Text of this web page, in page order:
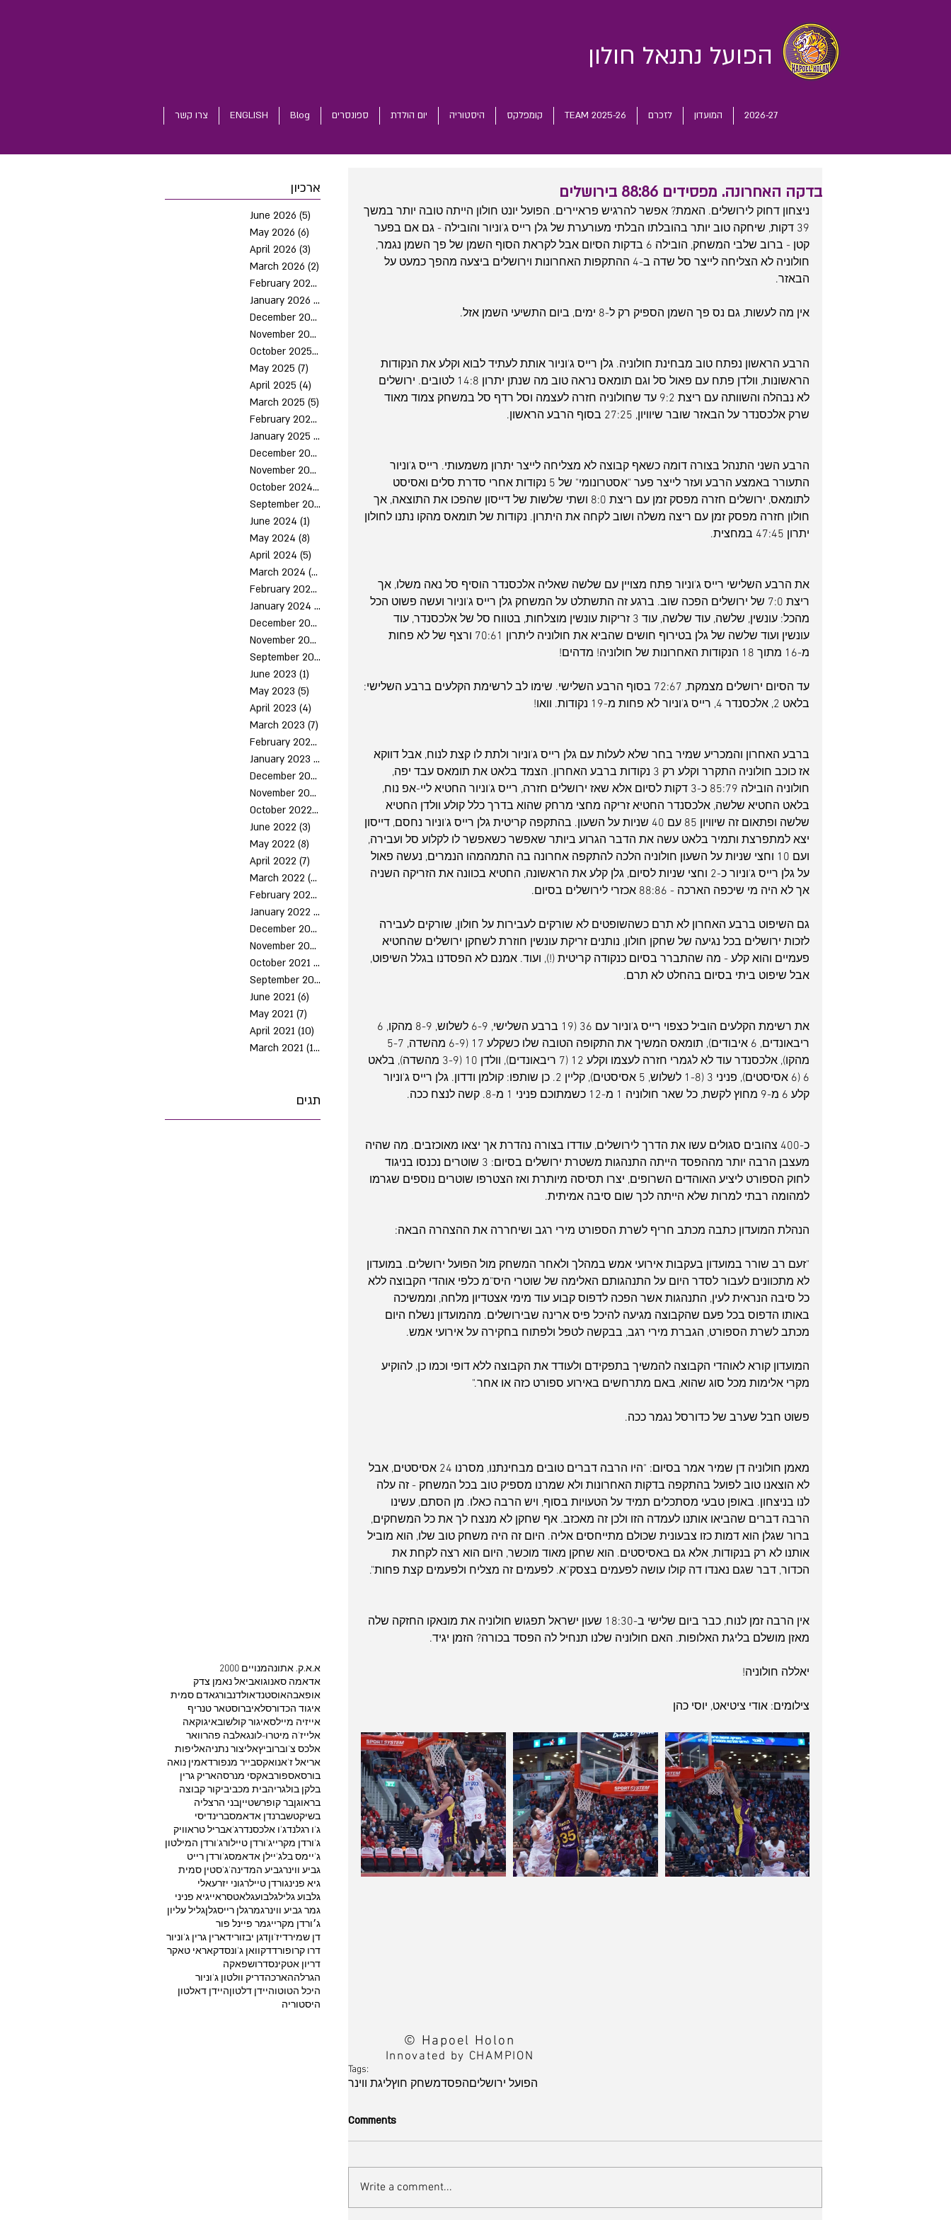
הפועל נתנאל חולון
2026-27 המועדון לזכרם TEAM 2025-26 קומפלקס היסטוריה יום הולדת ספונסרים Blog
ENGLISH צרו קשר
ארכיון
June 2026 (5)
May 2026 (6)
April 2026 (3)
March 2026 (2)
February 2026
January 2026 (5)
December 2025
November 2025
October 2025(6)
May 2025 (7)
April 2025 (4)
March 2025 (5)
February 2025
January 2025 (7)
December 2024
November 2024
October 2024(6)
September 2024
June 2024 (1)
May 2024 (8)
April 2024 (5)
March 2024 (10)
February 2024
January 2024 (9)
December 2023
November 2023
September 2023
June 2023 (1)
May 2023 (5)
April 2023 (4)
March 2023 (7)
February 2023
January 2023 (7)
December 2022
November 2022
October 2022(7)
June 2022 (3)
May 2022 (8)
April 2022 (7)
March 2022 (10)
February 2022
January 2022 (6)
December 2021
November 2021
October 2021 (5)
September 2021
June 2021 (6)
May 2021 (7)
April 2021 (10)
March 2021 (10)
תגים
2000 מנוייםא.א.ק. אתונה
אביאל נאמן צדקאדאמה סאנוגו
אדם סמיתאולדנבורגאוסטנדאופאבה
איברוסטאר טנריףאיגוד הכדורסל
איגוקאהאיגור קולשובאייזיה מיילס
אלבה פהרוואראלייז'ה מיטרו-לונג
אליפותאליצור נתניהאלכס צ'וברוביץ
אמין נואהאקסבייר מנפורדאריאל ז'אנו
אריק גריןבאקסי מנרסהבורסאספור
ביקור קבוצהבית מכביבלקן בולגריה
בני הרצליהבר קופרשטייןבראוגן
ברינדיסיברנדן אדאמסבשיקטש
ג'אבריל טראוויקג'ו אלכסנדרג'ו רגלנד
ג'ורדן המילטוןג'ורדן טיילורג'ורדן מקריי
ג'ורדן רייטג'יילן אדאמסג'יימס בל
ג'סטין סמית'גביע המדינהגביע ווינר
גוני יזרעאליגורדן טיילרגיא פנינ
גיא פניניגלאטסראייגלבועגלבוע גליל
גליל עליוןגלןגלן רייסגמרגמר גביע ווינר
גמר פיינל פורג׳ורדן מקריי
דארין גרין ג'וניורדגן יבזורידיז'וןדן שמיר
דקאראי טאקרדקוואן ג'ונסדרו קרופורד
דרושפאקהדריון אטקינס
דריק וולטון ג'וניורהארכההגרלה
היידן דאלטוןהיידן דלטוןהיכל הטוטו
היסטוריה
בדקה האחרונה. מפסידים 88:86 בירושלים
ניצחון דחוק לירושלים. האמת? אפשר להרגיש פראיירים. הפועל יונט חולון הייתה טובה יותר במשך
39 דקות, שיחקה טוב יותר בהובלתו הבלתי מעורערת של גלן רייס ג'וניור והובילה - גם אם בפער
קטן - ברוב שלבי המשחק, הובילה 6 בדקות הסיום אבל לקראת הסוף השמן של פך השמן נגמר,
חולוניה לא הצליחה לייצר סל שדה ב-4 ההתקפות האחרונות וירושלים ביצעה מהפך כמעט על
הבאזר.
אין מה לעשות, גם נס פך השמן הספיק רק ל-8 ימים, ביום התשיעי השמן אזל.
הרבע הראשון נפתח טוב מבחינת חולוניה. גלן רייס ג'וניור אותת לעתיד לבוא וקלע את הנקודות
הראשונות, וולדן פתח עם פאול סל וגם תומאס נראה טוב מה שנתן יתרון 14:8 לטובים. ירושלים
לא נבהלה והשוותה עם ריצת 9:2 עד שחולוניה חזרה לעצמה וסל רדף סל במשחק צמוד מאוד
שרק אלכסנדר על הבאזר שובר שיוויון, 27:25 בסוף הרבע הראשון.
הרבע השני התנהל בצורה דומה כשאף קבוצה לא מצליחה לייצר יתרון משמעותי. רייס ג'וניור
התעורר באמצע הרבע ועזר לייצר פער "אסטרונומי" של 5 נקודות אחרי סדרת סלים ואסיסט
לתומאס, ירושלים חזרה מפסק זמן עם ריצת 8:0 ושתי שלשות של דייסון שהפכו את התוצאה, אך
חולון חזרה מפסק זמן עם ריצה משלה ושוב לקחה את היתרון. נקודות של תומאס מהקו נתנו לחולון
יתרון 47:45 במחצית.
את הרבע השלישי רייס ג'וניור פתח מצויין עם שלשה שאליה אלכסנדר הוסיף סל נאה משלו, אך
ריצת 7:0 של ירושלים הפכה שוב. ברגע זה התשתלט על המשחק גלן רייס ג'וניור ועשה פשוט הכל
מהכל: עונשין, שלשה, עוד שלשה, עוד 3 זריקות עונשין מוצלחות, בטווח סל של אלכסנדר, עוד
עונשין ועוד שלשה של גלן בטירוף חושים שהביא את חולוניה ליתרון 70:61 ורצף של לא פחות
מ-16 מתוך 18 הנקודות האחרונות של חולוניה! מדהים!
עד הסיום ירושלים מצמקת, 72:67 בסוף הרבע השלישי. שימו לב לרשימת הקלעים ברבע השלישי:
בלאט 2, אלכסנדר 4, רייס ג'וניור לא פחות מ-19 נקודות. וואו!
ברבע האחרון והמכריע שמיר בחר שלא לעלות עם גלן רייס ג'וניור ולתת לו קצת לנוח, אבל דווקא
אז כוכב חולוניה התקרר וקלע רק 3 נקודות ברבע האחרון. הצמד בלאט את תומאס עבד יפה,
חולוניה הובילה 85:79 כ-3 דקות לסיום אלא שאז ירושלים חזרה, רייס ג'וניור החטיא ליי-אפ נוח,
בלאט החטיא שלשה, אלכסנדר החטיא זריקה מחצי מרחק שהוא בדרך כלל קולע וולדן החטיא
שלשה ופתאום זה שיוויון 85 עם 40 שניות על השעון. בהתקפה קריטית גלן רייס ג'וניור נחסם, דייסון
יצא למתפרצת ותמיר בלאט עשה את הדבר הגרוע ביותר שאפשר כשאפשר לו לקלוע סל ועבירה,
ועם 10 וחצי שניות על השעון חולוניה הלכה להתקפה אחרונה בה התמהמהו הנמרים, נעשה פאול
על גלן רייס ג'וניור כ-2 וחצי שניות לסיום, גלן קלע את הראשונה, החטיא בכוונה את הזריקה השניה
אך לא היה מי שיכפה הארכה - 88:86 אכזרי לירושלים בסיום.
גם השיפוט ברבע האחרון לא תרם כשהשופטים לא שורקים לעבירות על חולון, שורקים לעבירה
לזכות ירושלים בכל נגיעה של שחקן חולון, נותנים זריקת עונשין חוזרת לשחקן ירושלים שהחטיא
פעמיים והוא קלע - מה שהתברר בסיום כנקודה קריטית (!), ועוד. אמנם לא הפסדנו בגלל השיפוט,
אבל שיפוט ביתי בסיום בהחלט לא תרם.
מהקו), אלכסנדר עוד לא לגמרי חזרה לעצמו וקלע 12 (7 ריבאונדים), וולדן 10 (3-9 מהשדה), בלאט
6 (6 אסיסטים), פניני 3 (1-8 לשלוש, 5 אסיסטים), קליין 2. כן שותפו: קולמן ודדון. גלן רייס ג'וניור
קלע 6 מ-9 מחוץ לקשת, כל שאר חולוניה 1 מ-12 כשמתוכם פניני 1 מ-8. קשה לנצח ככה.
כ-400 צהובים סגולים עשו את הדרך לירושלים, עודדו בצורה נהדרת אך יצאו מאוכזבים. מה שהיה
מעצבן הרבה יותר מההפסד הייתה התנהגות משטרת ירושלים בסיום: 3 שוטרים נכנסו בניגוד
לחוק הספורט ליציע האוהדים השרופים, יצרו תסיסה מיותרת ואז הצטרפו שוטרים נוספים שגרמו
למהומה רבתי למרות שלא הייתה לכך שום סיבה אמיתית.
הנהלת המועדון כתבה מכתב חריף לשרת הספורט מירי רגב ושיחררה את ההצהרה הבאה:
"זעם רב שורר במועדון בעקבות אירועי אמש במהלך ולאחר המשחק מול הפועל ירושלים. במועדון
לא מתכוונים לעבור לסדר היום על התנהגותם האלימה של שוטרי היס"מ כלפי אוהדי הקבוצה ללא
כל סיבה הנראית לעין, התנהגות אשר הפכה לדפוס קבוע עוד מימי אצטדיון מלחה, וממשיכה
באותו הדפוס בכל פעם שהקבוצה מגיעה להיכל פיס ארינה שבירושלים. מהמועדון נשלח היום
מכתב לשרת הספורט, הגברת מירי רגב, בבקשה לטפל ולפתוח בחקירה על אירועי אמש.
המועדון קורא לאוהדי הקבוצה להמשיך בתפקידם ולעודד את הקבוצה ללא דופי וכמו כן, להוקיע
מקרי אלימות מכל סוג שהוא, באם מתרחשים באירוע ספורט כזה או אחר."
פשוט חבל שערב של כדורסל נגמר ככה.
מאמן חולוניה דן שמיר אמר בסיום: "היו הרבה דברים טובים מבחינתנו, מסרנו 24 אסיסטים, אבל
לא הוצאנו טוב לפועל בהתקפה בדקות האחרונות ולא שמרנו מספיק טוב בכל המשחק - זה עלה
לנו בניצחון. באופן טבעי מסתכלים תמיד על הטעויות בסוף, ויש הרבה כאלו. מן הסתם, עשינו
הרבה דברים שהביאו אותנו לעמדה הזו ולכן זה מאכזב. אף שחקן לא מנצח לך את כל המשחקים,
ברור שגלן הוא דמות כזו צבעונית שכולם מתייחסים אליה. היום זה היה משחק טוב שלו, הוא מוביל
אותנו לא רק בנקודות, אלא גם באסיסטים. הוא שחקן מאוד מוכשר, היום הוא רצה לקחת את
הכדור, דבר שגם נאנדו דה קולו עושה לפעמים בצסק"א. לפעמים זה מצליח ולפעמים קצת פחות".
אין הרבה זמן לנוח, כבר ביום שלישי ב-18:30 שעון ישראל תפגוש חולוניה את מונאקו החזקה שלה
מאזן מושלם בליגת האלופות. האם חולוניה שלנו תנחיל לה הפסד בכורה? הזמן יגיד.
יאללה חולוניה!
צילומים: אודי ציטיאט, יוסי כהן
Tags:
ליגת ווינרמשחק חוץהפסדהפועל ירושלים
Comments
Write a comment...
© Hapoel Holon
Innovated by CHAMPION